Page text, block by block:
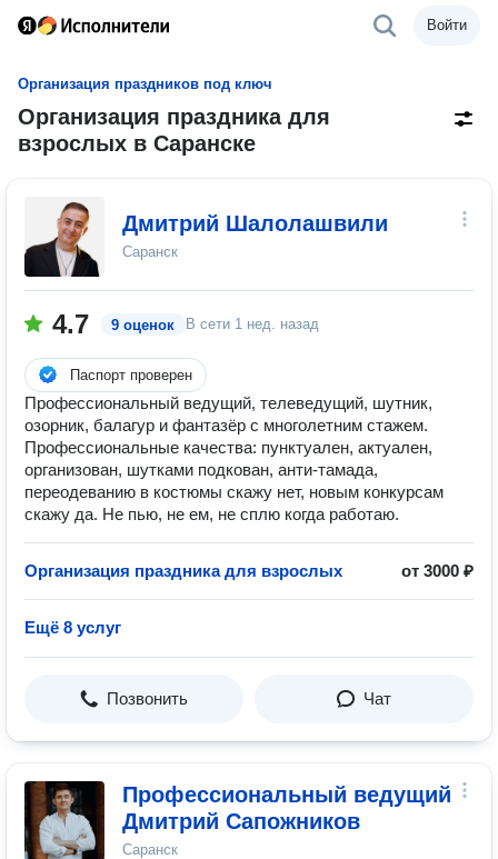
Войти
Организация праздников под ключ
Организация праздника для
взрослых в Саранске
Дмитрий Шалолашвили
Саранск
4.7 9 оценок В сети 1 нед. назад
Паспорт проверен
Профессиональный ведущий, телеведущий, шутник,
озорник, балагур и фантазёр с многолетним стажем.
Профессиональные качества: пунктуален, актуален,
организован, шутками подкован, анти-тамада,
переодеванию в костюмы скажу нет, новым конкурсам
скажу да. Не пью, не ем, не сплю когда работаю.
Организация праздника для взрослых от 3000 ₽
Ещё 8 услуг
Позвонить Чат
Профессиональный ведущий
Дмитрий Сапожников
Саранск